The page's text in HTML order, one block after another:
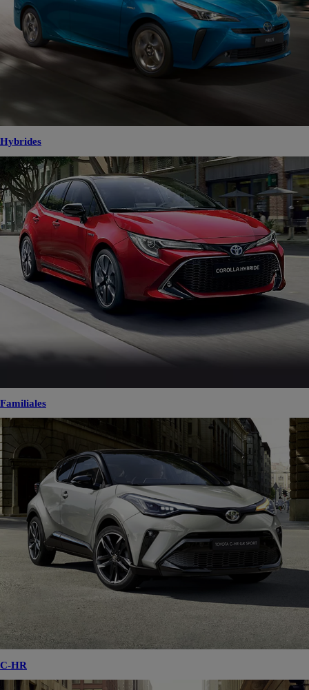
Hybrides
Familiales
C-HR